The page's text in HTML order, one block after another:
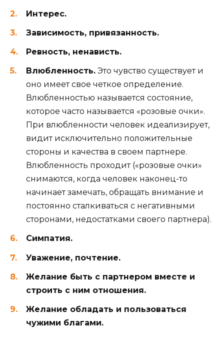
Интерес.
Зависимость, привязанность.
Ревность, ненависть.
Влюбленность. Это чувство существует и
оно имеет свое четкое определение.
Влюбленностью называется состояние,
которое часто называется «розовые очки».
При влюбленности человек идеализирует,
видит исключительно положительные
стороны и качества в своем партнере.
Влюбленность проходит («розовые очки»
снимаются, когда человек наконец-то
начинает замечать, обращать внимание и
постоянно сталкиваться с негативными
сторонами, недостатками своего партнера).
Симпатия.
Уважение, почтение.
Желание быть с партнером вместе и
строить с ним отношения.
Желание обладать и пользоваться
чужими благами.